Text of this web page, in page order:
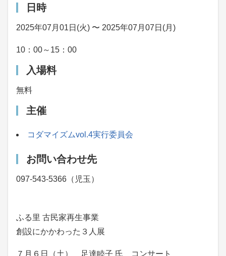
日時
2025年07月01日(火) 〜 2025年07月07日(月)
10：00～15：00
入場料
無料
主催
コダマイズムvol.4実行委員会
お問い合わせ先
097-543-5366（児玉）
ふる里 古民家再生事業
創設にかかわった３人展
７月６日（土） 足達睦子 氏 コンサート